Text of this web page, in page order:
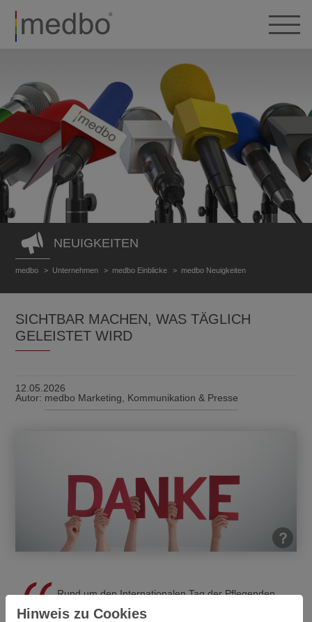
NEUIGKEITEN
medbo Unternehmen medbo Einblicke medbo Neuigkeiten
SICHTBAR MACHEN, WAS TÄGLICH
GELEISTET WIRD
12.05.2026
Autor: medbo Marketing, Kommunikation & Presse
Rund um den Internationalen Tag der Pflegenden
richtet sich der Blick auf eine Berufsgruppe, ohne die
Hinweis zu Cookies